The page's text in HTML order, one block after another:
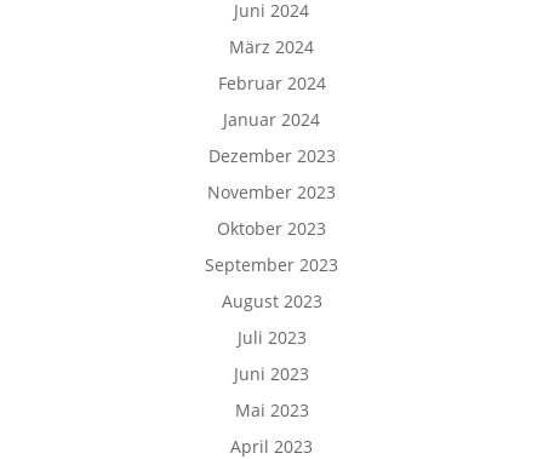
Juni 2024
März 2024
Februar 2024
Januar 2024
Dezember 2023
November 2023
Oktober 2023
September 2023
August 2023
Juli 2023
Juni 2023
Mai 2023
April 2023